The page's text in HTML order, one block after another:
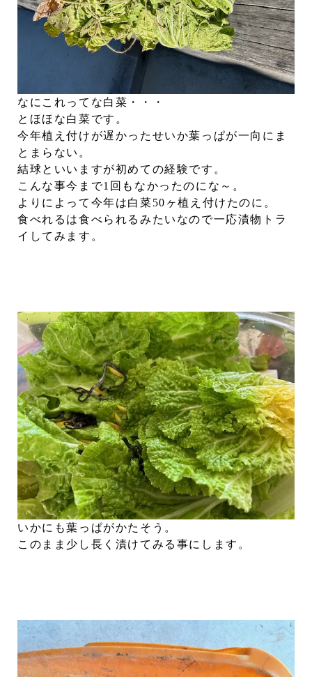
なにこれってな白菜・・・
とほほな白菜です。
今年植え付けが遅かったせいか葉っぱが一向にま
とまらない。
結球といいますが初めての経験です。
こんな事今まで1回もなかったのにな～。
よりによって今年は白菜50ヶ植え付けたのに。
食べれるは食べられるみたいなので一応漬物トラ
イしてみます。
いかにも葉っぱがかたそう。
このまま少し長く漬けてみる事にします。